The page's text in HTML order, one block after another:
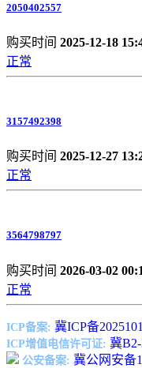
2050402557
购买时间 2025-12-18
正常
3157492398
购买时间 2025-12-27
正常
3564798797
购买时间 2026-03-02
正常
ICP备案: 冀ICP备
ICP增值电信许可证: 冀
公安备案: 冀公网安备